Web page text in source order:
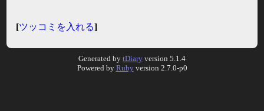
[ツッコミを入れる]
Generated by tDiary version 5.1.4
Powered by Rubyversion 2.7.0-p0